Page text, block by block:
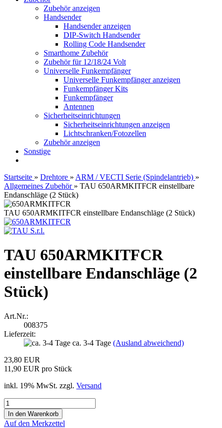
Zubehör anzeigen
Handsender
Handsender anzeigen
DIP-Switch Handsender
Rolling Code Handsender
Smarthome Zubehör
Zubehör für 12/18/24 Volt
Universelle Funkempfänger
Universelle Funkempfänger anzeigen
Funkempfänger Kits
Funkempfänger
Antennen
Sicherheitseinrichtungen
Sicherheitseinrichtungen anzeigen
Lichtschranken/Fotozellen
Zubehör anzeigen
Sonstige
Startseite » Drehtore » ARM / VECTI Serie (Spindelantrieb) »
Allgemeines Zubehör » TAU 650ARMKITFCR einstellbare
Endanschläge (2 Stück)
TAU 650ARMKITFCR einstellbare Endanschläge (2 Stück)
TAU 650ARMKITFCR
einstellbare Endanschläge (2
Stück)
Art.Nr.:
008375
Lieferzeit:
ca. 3-4 Tage (Ausland abweichend)
23,80 EUR
11,90 EUR pro Stück
inkl. 19% MwSt. zzgl. Versand
Auf den Merkzettel